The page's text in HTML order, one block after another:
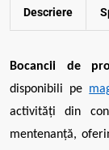
Descriere
Bocancii de
disponibili pe
activități din
mentenanță,